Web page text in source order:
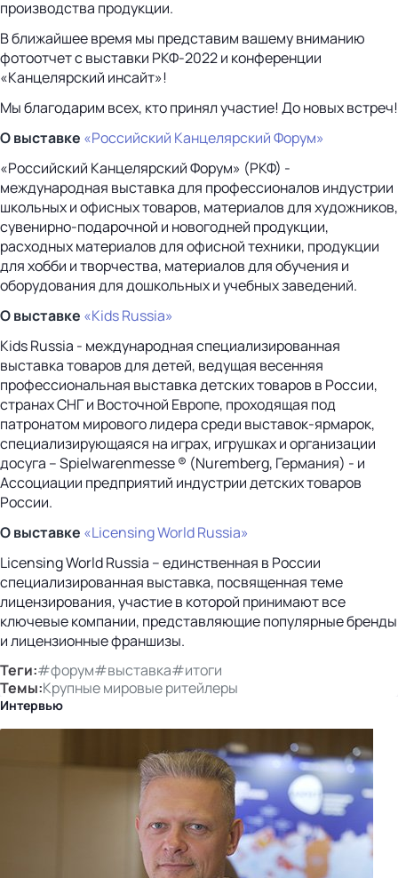
производства продукции.
В ближайшее время мы представим вашему вниманию
фотоотчет с выставки РКФ-2022 и конференции
«Канцелярский инсайт»!
Мы благодарим всех, кто принял участие! До новых встреч!
О выставке «Российский Канцелярский Форум»
«Российский Канцелярский Форум» (РКФ) -
международная выставка для профессионалов индустрии
школьных и офисных товаров, материалов для художников,
сувенирно-подарочной и новогодней продукции,
расходных материалов для офисной техники, продукции
для хобби и творчества, материалов для обучения и
оборудования для дошкольных и учебных заведений.
О выставке «Kids Russia»
Kids Russia - международная специализированная
выставка товаров для детей, ведущая весенняя
профессиональная выставка детских товаров в России,
странах СНГ и Восточной Европе, проходящая под
патронатом мирового лидера среди выставок-ярмарок,
специализирующаяся на играх, игрушках и организации
досуга – Spielwarenmesse ® (Nuremberg, Германия) - и
Ассоциации предприятий индустрии детских товаров
России.
О выставке «Licensing World Russia»
Licensing World Russia – единственная в России
специализированная выставка, посвященная теме
лицензирования, участие в которой принимают все
ключевые компании, представляющие популярные бренды
и лицензионные франшизы.
Теги:#форум#выставка#итоги
Темы:Крупные мировые ритейлеры
Интервью